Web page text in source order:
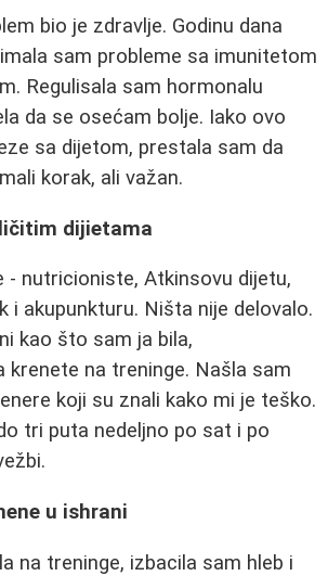
bio je zdravlje. Godinu dana
sam probleme sa imunitetom
Regulisala sam hormonalu
da se osećam bolje. Iako ovo
sa dijetom, prestala sam da
korak, ali važan.
dijietama
- nutricioniste, Atkinsovu dijetu,
i akupunkturu. Ništa nije delovalo.
kao što sam ja bila,
krenete na treninge. Našla sam
koji su znali kako mi je teško.
tri puta nedeljno po sat i po
u ishrani
na treninge, izbacila sam hleb i